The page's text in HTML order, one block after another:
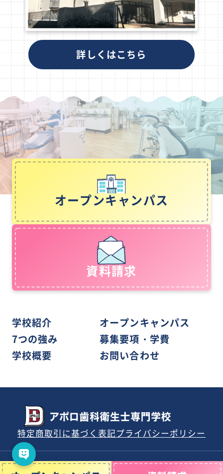
詳しくはこちら
オープンキャンパス
資料請求
学校紹介
7つの強み
オープンキャンパス
募集要項・学費
学校概要
お問い合わせ
特定商取引に基づく表記プライバシーポリシー
Copyright ©東京アポロ歯科衛生士専門学校